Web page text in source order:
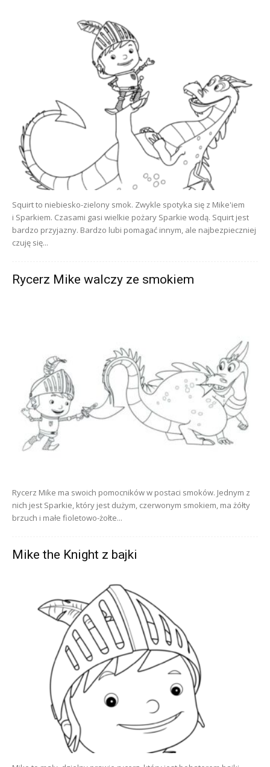
Squirt to niebiesko-zielony smok. Zwykle spotyka się z Mike'iem
i Sparkiem. Czasami gasi wielkie pożary Sparkie wodą. Squirt jest
bardzo przyjazny. Bardzo lubi pomagać innym, ale najbezpieczniej
czuję się...
Rycerz Mike walczy ze smokiem
Rycerz Mike ma swoich pomocników w postaci smoków. Jednym z
nich jest Sparkie, który jest dużym, czerwonym smokiem, ma żółty
brzuch i małe fioletowo-żołte...
Mike the Knight z bajki